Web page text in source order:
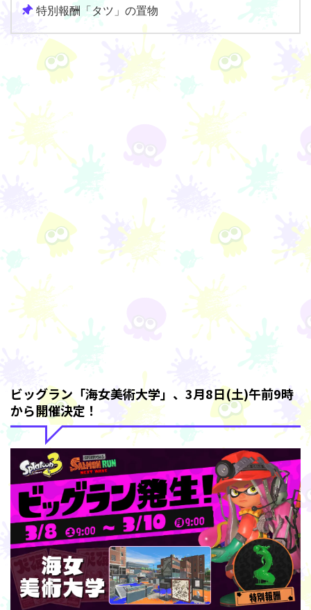
特別報酬「タツ」の置物
ビッグラン「海女美術大学」、3月8日(土)午前9時
から開催決定！